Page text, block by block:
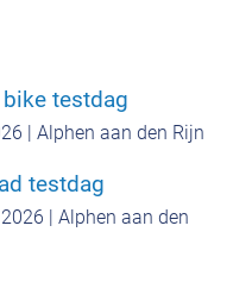
testdag
| Alphen aan den Rijn
testdag
| Alphen aan den